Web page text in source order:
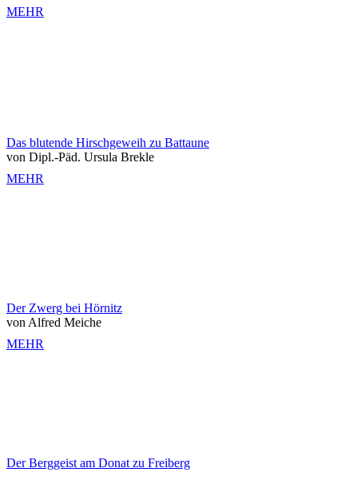
MEHR
Das blutende Hirschgeweih zu Battaune
von Dipl.-Päd. Ursula Brekle
MEHR
Der Zwerg bei Hörnitz
von Alfred Meiche
MEHR
Der Berggeist am Donat zu Freiberg